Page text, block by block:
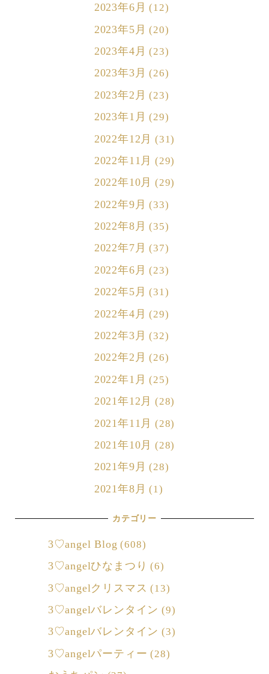
2023年6月 (12)
2023年5月 (20)
2023年4月 (23)
2023年3月 (26)
2023年2月 (23)
2023年1月 (29)
2022年12月 (31)
2022年11月 (29)
2022年10月 (29)
2022年9月 (33)
2022年8月 (35)
2022年7月 (37)
2022年6月 (23)
2022年5月 (31)
2022年4月 (29)
2022年3月 (32)
2022年2月 (26)
2022年1月 (25)
2021年12月 (28)
2021年11月 (28)
2021年10月 (28)
2021年9月 (28)
2021年8月 (1)
カテゴリー
3♡angel Blog (608)
3♡angelひなまつり (6)
3♡angelクリスマス (13)
3♡angelバレンタイン (9)
3♡angelバレンタイン (3)
3♡angelパーティー (28)